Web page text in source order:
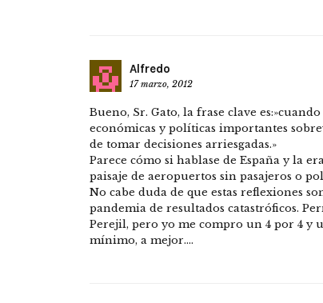
Alfredo
17 marzo, 2012
Bueno, Sr. Gato, la frase clave
económicas y políticas importantes
de tomar decisiones arriesgadas.»
Parece cómo si hablase de España y la
paisaje de aeropuertos sin pasajeros o
No cabe duda de que estas reflexiones
pandemia de resultados catastróficos.
Perejil, pero yo me compro un 4 por 4 y
mínimo, a mejor….